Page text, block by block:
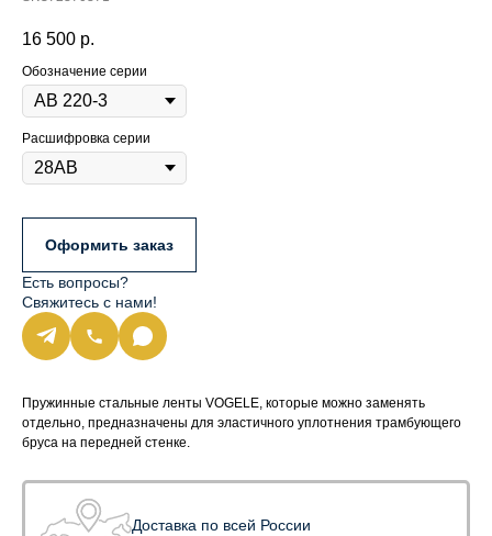
16 500 р.
Обозначение серии
Расшифровка серии
Оформить заказ
Есть вопросы?
Свяжитесь с нами!
Пружинные стальные ленты VOGELE, которые можно заменять
отдельно, предназначены для эластичного уплотнения трамбующего
бруса на передней стенке.
Доставка по всей России